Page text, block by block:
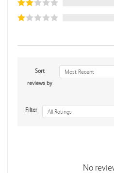
Sort
reviews by
Most Recent
Filter All Ratings
No